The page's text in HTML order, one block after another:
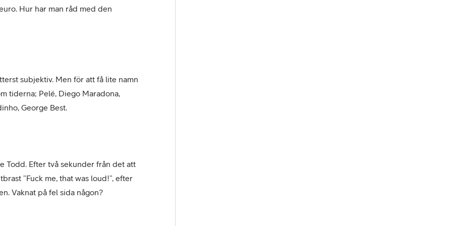
Hur har man råd med den
subjektiv. Men för att få lite namn
tiderna; Pelé, Diego Maradona,
George Best.
Todd. Efter två sekunder från det att
”Fuck me, that was loud!”, efter
Vaknat på fel sida någon?